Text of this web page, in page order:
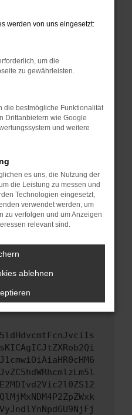
Seiten
die Seite in einem
in einem privaten
vorübergehende
neuesten Stand
nicht nur ein
kann auch dazu
Funktionen nicht mehr
Schritte versucht
Wir werden
zu beheben. Du kannst
um uns bei der
werden von uns eingesetzt:
um die
zu gewährleisten.
die bestmögliche Funktionalität
Drittanbietern wie Google
und weitere
es uns, die Nutzung der
die Leistung zu messen und
Technologien eingesetzt,
verwendet werden, um
zu verfolgen und um Anzeigen
relevant sind.
ablehnen